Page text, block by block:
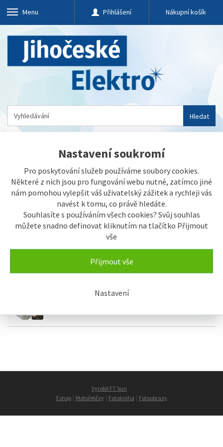
Nastavení soukromí
Pro poskytování služeb používáme soubory cookies.
Některé z nich jsou pro fungování webu nutné, zatímco jiné
nám pomohou vylepšit váš uživatelský zážitek a rychleji vás
navést k tomu, co právě hledáte.
Souhlasíte s používáním všech cookies? Svůj souhlas
můžete snadno definovat kliknutím na tlačítko Přijmout
vše
Přijmout vše
Nastavení
Menu Přihlášení Nákupní košík
Hledat
Chytrá domácnost iQ Zámky
Danalock
Vyrobil FT Sun
Eshop| Motořetězy | Fotokniha | Fotoobrazy